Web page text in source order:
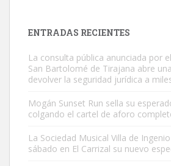
Gato manso encontrado
Este gato macho ha aparecido en la calle
es muy manso y extremadamente cari...
ENTRADAS RECIENTES
La consulta pública anunciada por
San Bartolomé de Tirajana abre
devolver la seguridad jurídica a
Mogán Sunset Run sella su
colgando el cartel de aforo
La Sociedad Musical Villa de
sábado en El Carrizal su nuevo